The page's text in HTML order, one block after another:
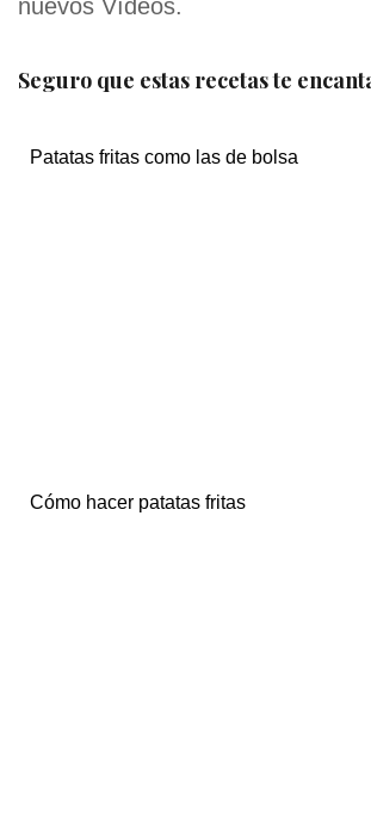
nuevos Vídeos.
Seguro que estas recetas te
Patatas fritas como las de bolsa
Cómo hacer patatas fritas